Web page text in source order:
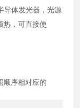
导体发光器，光源
热，可直接使
顺序相对应的